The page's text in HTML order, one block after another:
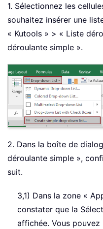
1. Sélectionnez les
souhaitez insérer une
« Kutools » > « Liste
déroulante simple ».
2. Dans la boîte de
déroulante simple »,
suit.
3,1) Dans la zone «
constater que la
affichée. Vous